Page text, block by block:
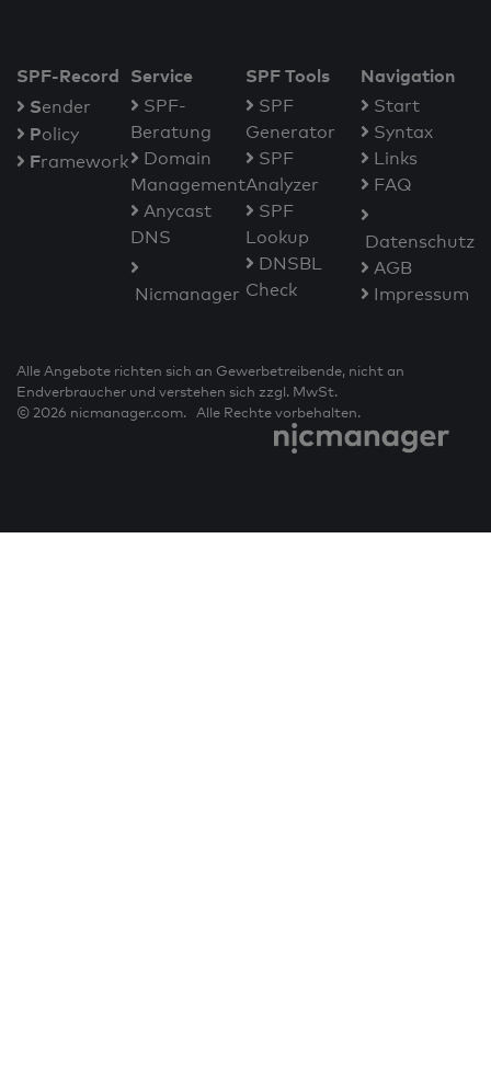
SPF-Record
Sender
Policy
Framework
Service
SPF-
Beratung
Domain
Management
Anycast
DNS
Nicmanager
SPF Tools
SPF
Generator
SPF
Analyzer
SPF
Lookup
DNSBL
Check
Navigation
Start
Syntax
Links
FAQ
Datenschutz
AGB
Impressum
Alle Angebote richten sich an Gewerbetreibende, nicht an
Endverbraucher und verstehen sich zzgl. MwSt.
© 2026 nicmanager.com. Alle Rechte vorbehalten.